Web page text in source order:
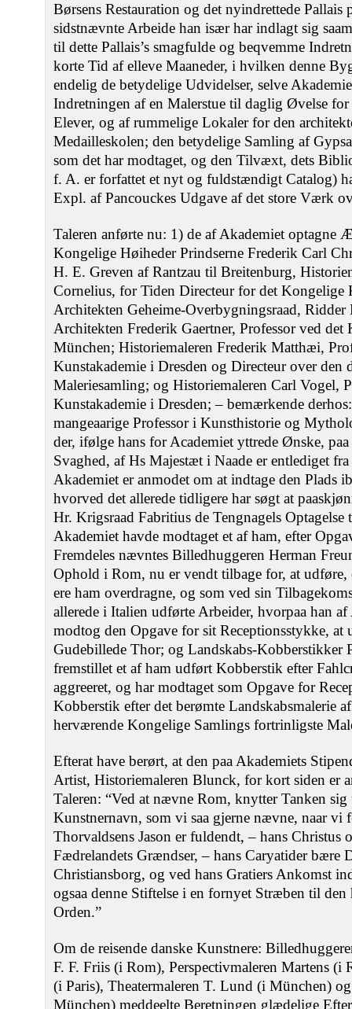
Børsens Restauration og det nyindrettede
sidstnævnte Arbeide han især har indlagt sig
til dette Pallais’s smagfulde og beqvemme
korte Tid af elleve Maaneder, i hvilken denne
endelig de betydelige Udvidelser, selve
Indretningen af en Malerstue til daglig Øvelse
Elever, og af rummelige Lokaler for den
Medailleskolen; den betydelige Samling af
som det har modtaget, og den Tilvæxt, dets
f. A. er forfattet et nyt og fuldstændigt Catalog)
Expl. af Pancouckes Udgave af det store Værk
Taleren anførte nu: 1) de af Akademiet optagne
Kongelige Høiheder Prindserne Frederik Carl
H. E. Greven af Rantzau til Breitenburg,
Cornelius, for Tiden Directeur for det Kongelige
Architekten Geheime-Overbygningsraad, Ridder
Architekten Frederik Gaertner, Professor ved
München; Historiemaleren Frederik Matthæi,
Kunstakademie i Dresden og Directeur over
Maleriesamling; og Historiemaleren Carl Vogel,
Kunstakademie i Dresden; – bemærkende
mangeaarige Professor i Kunsthistorie og
der, ifølge hans for Academiet yttrede Ønske,
Svaghed, af Hs Majestæt i Naade er entlediget
Akademiet er anmodet om at indtage den Plads
hvorved det allerede tidligere har søgt at
Hr. Krigsraad Fabritius de Tengnagels
Akademiet havde modtaget et af ham, efter
Fremdeles nævntes Billedhuggeren Herman
Ophold i Rom, nu er vendt tilbage for, at udføre,
ere ham overdragne, og som ved sin
allerede i Italien udførte Arbeider, hvorpaa han af
modtog den Opgave for sit Receptionsstykke, at
Gudebillede Thor; og Landskabs-Kobberstikker
fremstillet et af ham udført Kobberstik efter
aggreeret, og har modtaget som Opgave for
Kobberstik efter det berømte Landskabsmalerie
herværende Kongelige Samlings fortrinligste
Efterat have berørt, at den paa Akademiets
Artist, Historiemaleren Blunck, for kort siden er
Taleren: “Ved at nævne Rom, knytter Tanken
Kunstnernavn, som vi saa gjerne nævne, naar vi
Thorvaldsens Jason er fuldendt, – hans Christus
Fædrelandets Grændser, – hans Caryatider bære
Christiansborg, og ved hans Gratiers Ankomst
ogsaa denne Stiftelse i en fornyet Stræben til
Orden.”
Om de reisende danske Kunstnere:
F. F. Friis (i Rom), Perspectivmaleren Martens (i
(i Paris), Theatermaleren T. Lund (i München)
München) meddeelte Beretningen glædelige